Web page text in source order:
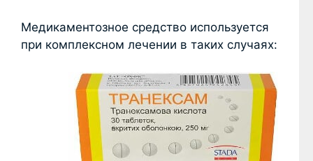
Медикаментозное средство используется
при комплексном лечении в таких случаях: